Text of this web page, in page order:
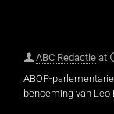
ABC Redactie at
ABOP-
benoeming van Leo